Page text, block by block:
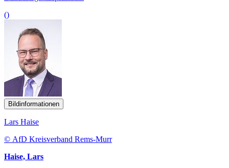
()
Bildinformationen
Lars Haise
© AfD Kreisverband Rems-Murr
Haise, Lars